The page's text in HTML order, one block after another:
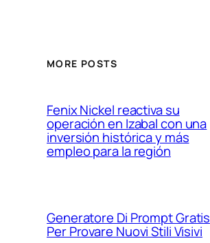
MORE POSTS
Fenix Nickel reactiva su
operación en Izabal con una
inversión histórica y más
empleo para la región
Generatore Di Prompt Gratis
Per Provare Nuovi Stili Visivi